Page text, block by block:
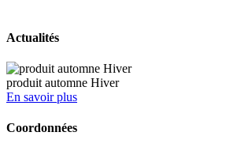
Actualités
produit automne Hiver
En savoir plus
Coordonnées